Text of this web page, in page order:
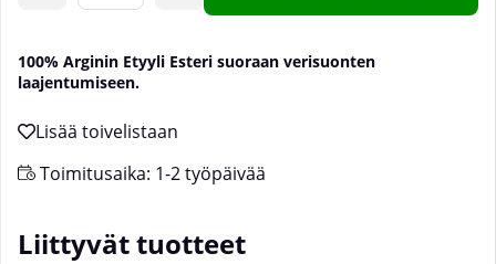
100% Arginin Etyyli Esteri suoraan verisuonten
laajentumiseen.
Toimitusaika: 1-2 työpäivää
Liittyvät tuotteet